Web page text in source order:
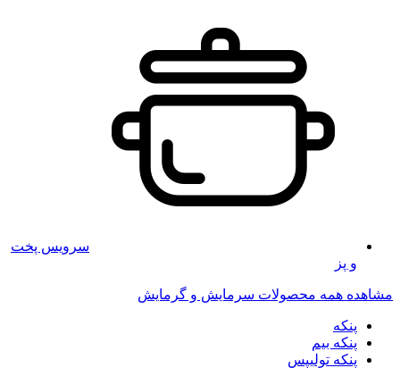
سرویس پخت
و پز
مشاهده همه محصولات سرمایش و گرمایش
پنکه
پنکه بیم
پنکه تولیپس